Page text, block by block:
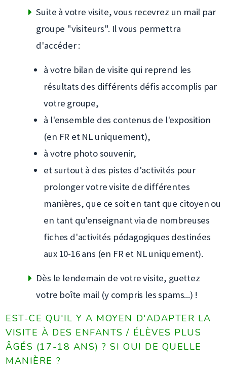
Suite à votre visite, vous recevrez un mail par
groupe "visiteurs". Il vous permettra
d'accéder :
à votre bilan de visite qui reprend les
résultats des différents défis accomplis par
votre groupe,
à l'ensemble des contenus de l'exposition
(en FR et NL uniquement),
à votre photo souvenir,
et surtout à des pistes d'activités pour
prolonger votre visite de différentes
manières, que ce soit en tant que citoyen ou
en tant qu'enseignant via de nombreuses
fiches d'activités pédagogiques destinées
aux 10-16 ans (en FR et NL uniquement).
Dès le lendemain de votre visite, guettez
votre boîte mail (y compris les spams...) !
EST-CE QU'IL Y A MOYEN D'ADAPTER LA
VISITE À DES ENFANTS / ÉLÈVES PLUS
ÂGÉS (17-18 ANS) ? SI OUI DE QUELLE
MANIÈRE ?